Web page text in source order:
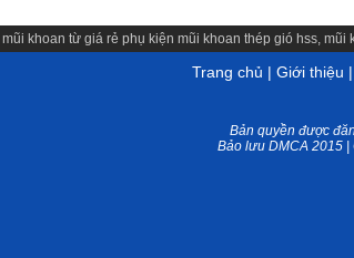
mũi khoan từ giá rẻ phụ kiện mũi khoan thép gió hss, mũi
Trang chủ | Giới thiệu |
Bản quyền được
Bảo lưu DMCA 2015 |